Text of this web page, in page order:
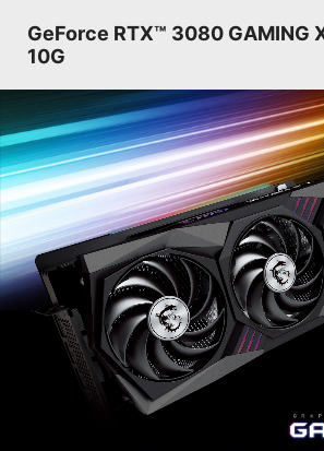
GeForce RTX™ 3080 GAMING
10G